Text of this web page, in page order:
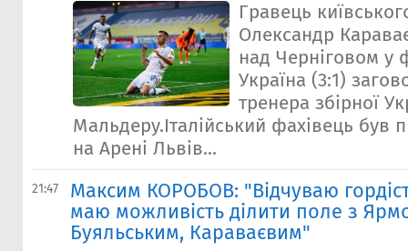
Гравець
Олександр
над Черніговом у
Україна (3:1)
тренера збірної
Мальдеру.Італійський фахівець був
на Арені Львів...
21:47
Максим КОРОБОВ: "Відчуваю
маю можливість ділити поле з
Буяльським, Караваєвим"